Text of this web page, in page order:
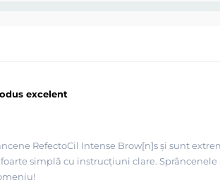
excelent
RefectoCil Intense Brow[n]s și sunt
simplă cu instrucțiuni clare.